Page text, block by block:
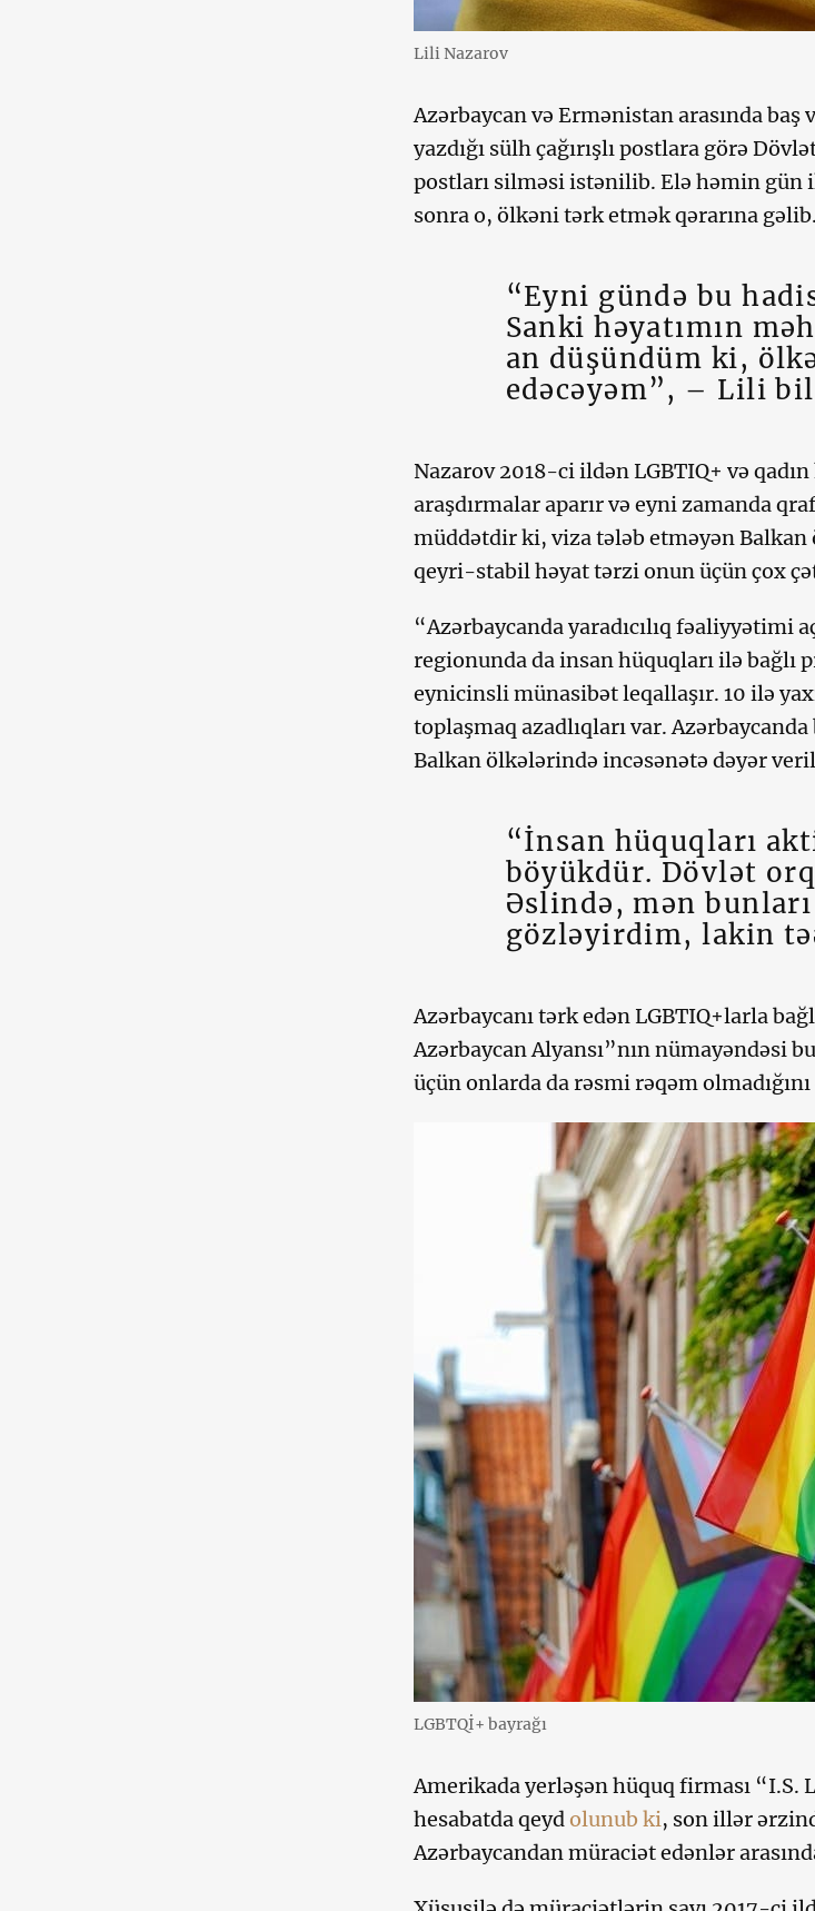
Lili Nazarov
Azərbaycan və Ermənistan arasında
yazdığı sülh çağırışlı postlara görə
postları silməsi istənilib. Elə həmin gün
sonra o, ölkəni tərk etmək qərarına gəlib.
“Eyni gündə bu
Sanki həyatımın
an düşündüm ki,
edəcəyəm”, – Lili
Nazarov 2018-ci ildən LGBTIQ+ və
araşdırmalar aparır və eyni zamanda
müddətdir ki, viza tələb etməyən
qeyri-stabil həyat tərzi onun üçün çox
“Azərbaycanda yaradıcılıq
regionunda da insan hüquqları ilə bağlı
eynicinsli münasibət leqallaşır. 10 ilə
toplaşmaq azadlıqları var.
Balkan ölkələrində incəsənətə dəyər
“İnsan hüquqları
böyükdür. Dövlət
Əslində, mən
gözləyirdim, lakin
Azərbaycanı tərk edən LGBTIQ+larla
Azərbaycan Alyansı”nın nümayəndəsi
üçün onlarda da rəsmi rəqəm
LGBTQİ+ bayrağı
Amerikada yerləşən hüquq firması
hesabatda qeydolunub ki, son illər
Azərbaycandan müraciət edənlər